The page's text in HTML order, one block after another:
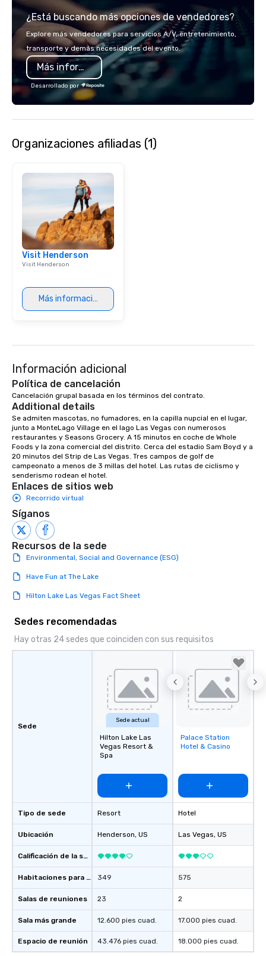
impression. We also
sleeves for our
you to create a truly
any event. Enjoy our
experience that sets
¿Está buscando más opciones de vendedores?
Explore más vendedores para servicios A/V, entretenimiento,
transporte y demás necesidades del evento.
Más información
Desarrollado por
Organizaciones afiliadas (1)
Visit Henderson
Visit Henderson
Más información
Información adicional
Política de cancelación
Cancelación grupal basada en los términos del contrato.
Additional details
Se admiten mascotas, no fumadores, en la capilla nupcial en el lugar,
junto a MonteLago Village en el lago Las Vegas con numerosos
restaurantes y Seasons Grocery. A 15 minutos en coche de Whole
Foods y la zona comercial del distrito. Cerca del estadio Sam Boyd y a
20 minutos del Strip de Las Vegas. Tres campos de golf de
campeonato a menos de 3 millas del hotel. Las rutas de ciclismo y
senderismo rodean el hotel.
Enlaces de sitios web
Recorrido virtual
Síganos
Recursos de la sede
Environmental, Social and Governance (ESG)
Have Fun at The Lake
Hilton Lake Las Vegas Fact Sheet
Sedes recomendadas
Hay otras 24 sedes que coinciden con sus requisitos
Sede
Tipo de sede
Ubicación
Calificación de la sede
Habitaciones para huéspedes
Salas de reuniones
Sala más grande
Espacio de reunión
Sede actual
Hilton Lake Las
Vegas Resort &
Spa
Resort
Henderson, US
349
23
12.600 pies cuad.
43.476 pies cuad.
Removed from
favorites
Palace Station
Hotel & Casino
Hotel
Las Vegas, US
575
2
17.000 pies cuad.
18.000 pies cuad.